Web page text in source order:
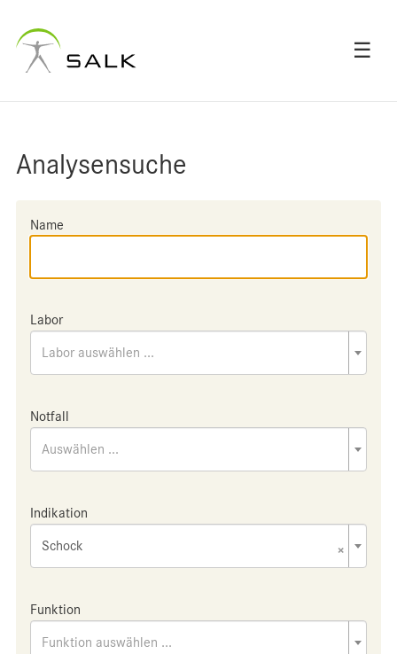
☰
Analysensuche
Name
Labor
Labor auswählen ...
Notfall
Auswählen ...
Indikation
×
Schock
Funktion
Funktion auswählen ...